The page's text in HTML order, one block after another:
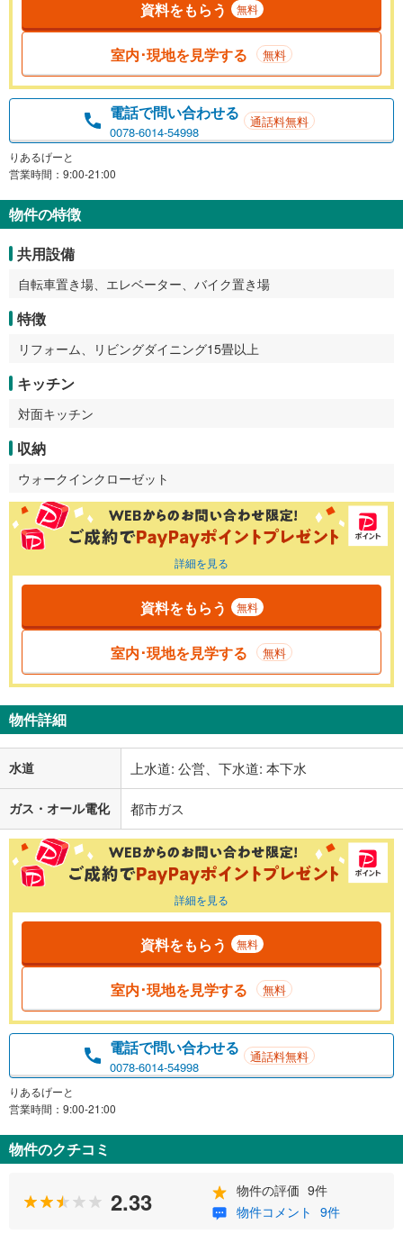
資料をもらう 無料
室内･現地を見学する 無料
電話で問い合わせる
0078-6014-54998
通話料無料
りあるげーと
営業時間：9:00-21:00
物件の特徴
共用設備
自転車置き場、エレベーター、バイク置き場
特徴
リフォーム、リビングダイニング15畳以上
キッチン
対面キッチン
収納
ウォークインクローゼット
詳細を見る
資料をもらう 無料
室内･現地を見学する 無料
物件詳細
水道 上水道: 公営、下水道: 本下水
ガス・オール電化 都市ガス
詳細を見る
資料をもらう 無料
室内･現地を見学する 無料
電話で問い合わせる
0078-6014-54998
通話料無料
りあるげーと
営業時間：9:00-21:00
物件のクチコミ
2.33 物件の評価 9件
物件コメント 9件